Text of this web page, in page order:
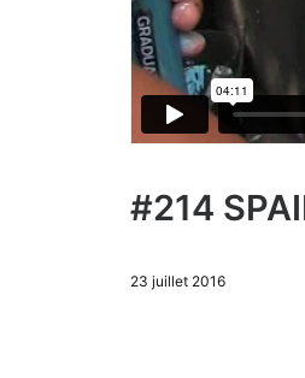
#214
23 juillet 2016